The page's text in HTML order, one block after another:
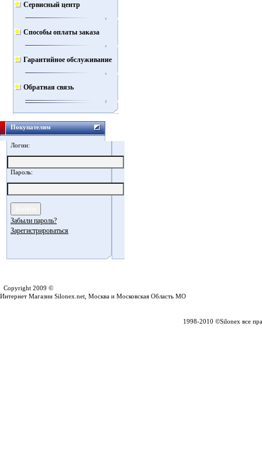
Сервисный центр
Способы оплаты заказа
Гарантийное обслуживание
Обратная связь
Покупателям
Логин:
Пароль:
Забыли пароль?
Зарегистрироваться
Copyright 2009 ©
Интернет Магазин Silonex.net, Москва и Московская Область МО
1998-2010 ©Silonex все